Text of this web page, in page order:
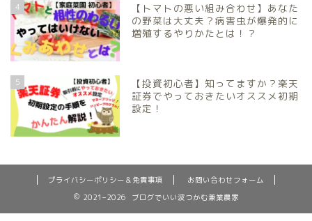
4
【トマトの悪い組み合わせ】あなた
の野菜は大丈夫？病害虫が爆発的に
増殖するやりかたとは！？
5
【投資初心者】知ってますか？楽天
証券でやっておきたいオススメ初期
設定！
プライバシーポリシー＆免責事項
お問い合わせフォーム
2021–2026 ブログでいい波つかむ兼業農家